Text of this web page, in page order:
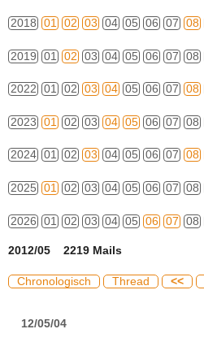
2018 01 02 03 04 05 06 07 08
2019 01 02 03 04 05 06 07 08
2022 01 02 03 04 05 06 07 08
2023 01 02 03 04 05 06 07 08
2024 01 02 03 04 05 06 07 08
2025 01 02 03 04 05 06 07 08
2026 01 02 03 04 05 06 07 08
2012/05 2219 Mails
Chronologisch Thread <<
12/05/04